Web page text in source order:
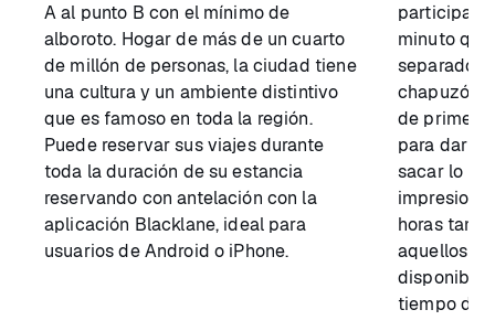
A al punto B con el mínimo de
alboroto. Hogar de más de un cuarto
de millón de personas, la ciudad tiene
una cultura y un ambiente distintivo
que es famoso en toda la región.
Puede reservar sus viajes durante
toda la duración de su estancia
reservando con antelación con la
aplicación Blacklane, ideal para
usuarios de Android o iPhone.
participar
minuto
separado.
chapuzón
de primera
para dar la
sacar lo
horas
aquellos
disponible
tiempo de